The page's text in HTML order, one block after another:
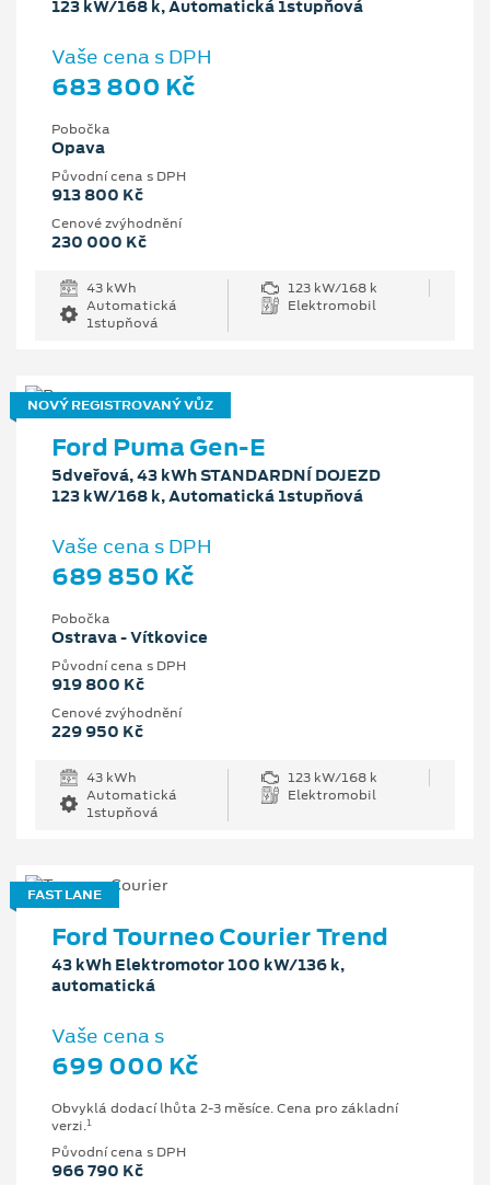
123 kW/168 k, Automatická 1stupňová
Vaše cena s DPH
683 800 Kč
Pobočka
Opava
Původní cena s DPH
913 800 Kč
Cenové zvýhodnění
230 000 Kč
43 kWh
123 kW/168 k
Automatická
1stupňová
Elektromobil
NOVÝ REGISTROVANÝ VŮZ
Ford Puma Gen-E
5dveřová, 43 kWh STANDARDNÍ DOJEZD
123 kW/168 k, Automatická 1stupňová
Vaše cena s DPH
689 850 Kč
Pobočka
Ostrava - Vítkovice
Původní cena s DPH
919 800 Kč
Cenové zvýhodnění
229 950 Kč
43 kWh
123 kW/168 k
Automatická
1stupňová
Elektromobil
FAST LANE
Ford Tourneo Courier Trend
43 kWh Elektromotor 100 kW/136 k,
automatická
Vaše cena s
699 000 Kč
Obvyklá dodací lhůta 2-3 měsíce. Cena pro základní
verzi.1
Původní cena s DPH
966 790 Kč